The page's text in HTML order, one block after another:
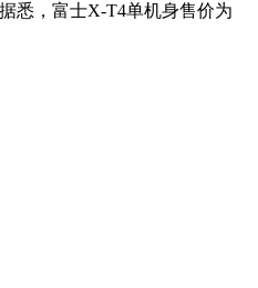
悉，富士X-T4单机身售价为